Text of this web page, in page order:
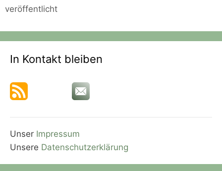
veröffentlicht
In Kontakt bleiben
Unser Impressum
Unsere Datenschutzerklärung